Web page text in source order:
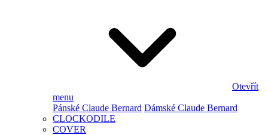
Otevřít
menu
Pánské Claude Bernard Dámské Claude Bernard
CLOCKODILE
COVER